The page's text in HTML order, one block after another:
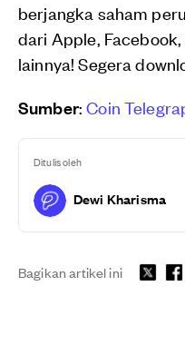
berjangka saham
dari Apple,
lainnya! Segera
Sumber:Coin
Ditulis oleh
Dewi Kharisma
Bagikan artikel ini